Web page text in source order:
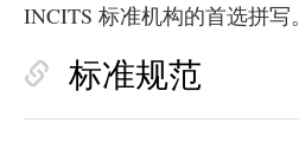
INCITS 标准机构的首选拼写。
标准规范